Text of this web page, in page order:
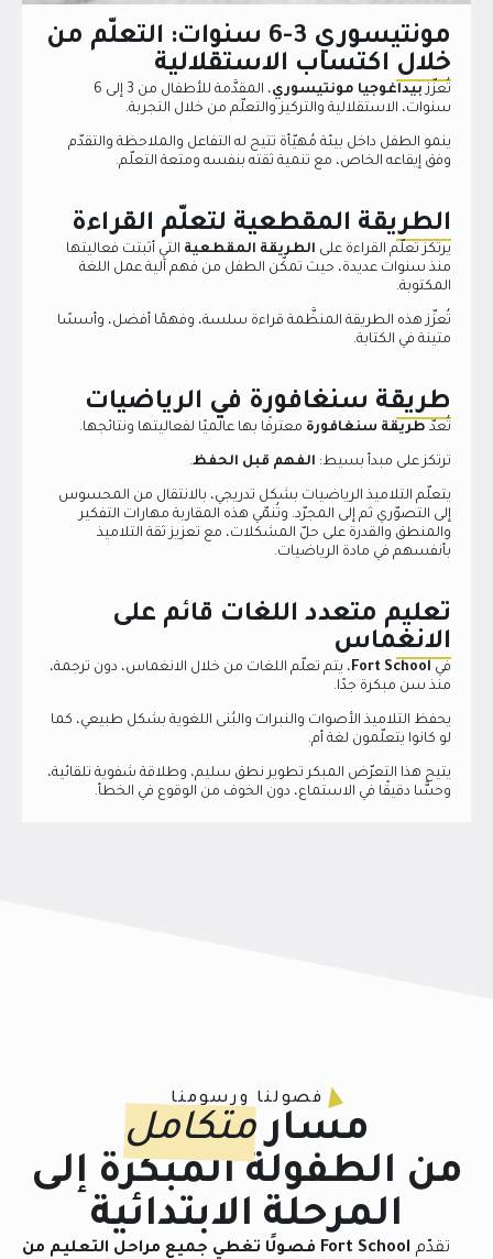
مونتيسوري 3-6 سنوات: التعلّم من
خلال اكتساب الاستقلالية
تُعزّزبيداغوجيا مونتيسوري
، المقدَّمة للأطفال من 3 إلى 6
سنوات، الاستقلالية والتركيز والتعلّم من خلال التجربة.
ينمو الطفل داخل بيئة مُهيّأة تتيح له التفاعل والملاحظة والتقدّم
وفق إيقاعه الخاص، مع تنمية ثقته بنفسه ومتعة التعلّم.
الطريقة المقطعية لتعلّم القراءة
يرتكز تعلّم القراءة على الطريقة المقطعية التي أثبتت فعاليتها
منذ سنوات عديدة، حيث تمكّن الطفل من فهم آلية عمل اللغة
المكتوبة.
تُعزّز هذه الطريقة المنظَّمة قراءة سلسة، وفهمًا أفضل، وأسسًا
متينة في الكتابة.
طريقة سنغافورة في الرياضيات
تُعدّ طريقة سنغافورة معترفًا بها عالميًا لفعاليتها ونتائجها.
ترتكز على مبدأ بسيط: الفهم قبل الحفظ.
يتعلّم التلاميذ الرياضيات بشكل تدريجي، بالانتقال من المحسوس
إلى التصوّري ثم إلى المجرّد. وتُنمّي هذه المقاربة مهارات التفكير
والمنطق والقدرة على حلّ المشكلات، مع تعزيز ثقة التلاميذ
بأنفسهم في مادة الرياضيات.
تعليم متعدد اللغات قائم على
الانغماس
في Fort School، يتم تعلّم اللغات من خلال الانغماس، دون ترجمة،
منذ سن مبكرة جدًا.
يحفظ التلاميذ الأصوات والنبرات والبُنى اللغوية بشكل طبيعي، كما
لو كانوا يتعلّمون لغة أم.
يتيح هذا التعرّض المبكر تطوير نطق سليم، وطلاقة شفوية تلقائية،
وحسًّا دقيقًا في الاستماع، دون الخوف من الوقوع في الخطأ.
فصولنا ورسومنا
مسار متكامل
من الطفولة المبكرة إلى
المرحلة الابتدائية
تقدّم Fort School فصولًا تغطي جميع مراحل التعليم من